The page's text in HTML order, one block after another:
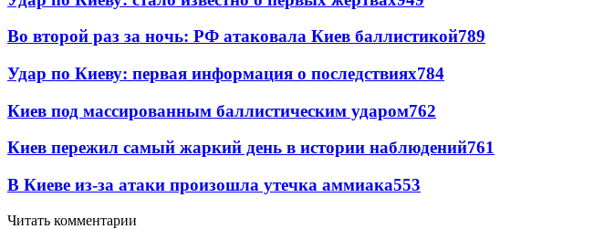
Во второй раз за ночь: РФ атаковала Киев баллистикой789
Удар по Киеву: первая информация о последствиях784
Киев под массированным баллистическим ударом762
Киев пережил самый жаркий день в истории наблюдений761
В Киеве из-за атаки произошла утечка аммиака553
Читать комментарии